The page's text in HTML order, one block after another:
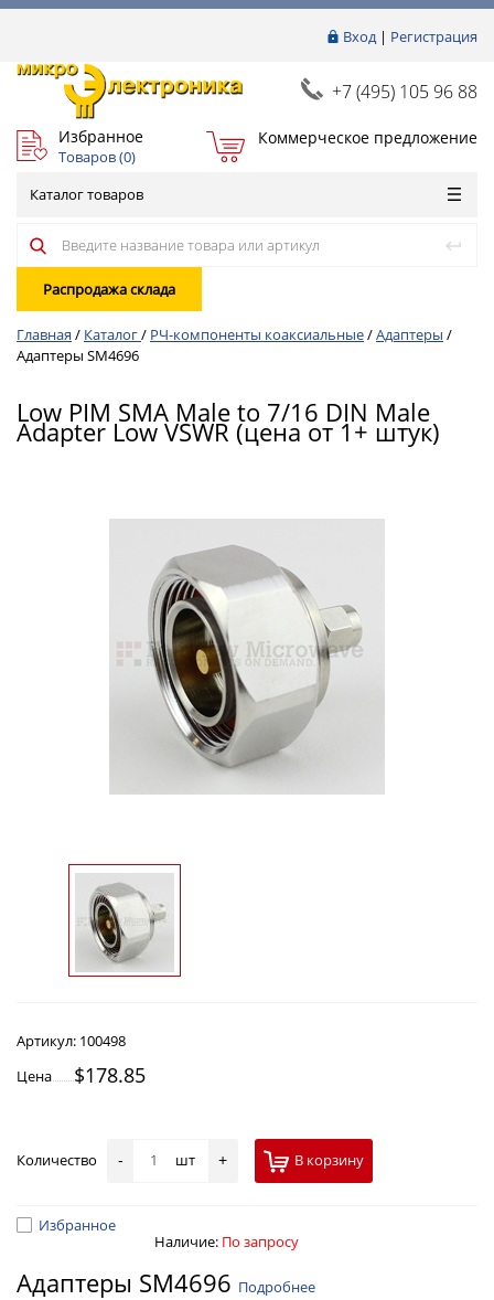
Вход| Регистрация
+7 (495) 105 96 88
Избранное
Товаров (0)
Коммерческое предложение
Каталог товаров
Распродажа склада
Главная / Каталог/ РЧ-компоненты коаксиальные/Адаптеры /
Адаптеры SM4696
Low PIM SMA Male to 7/16 DIN Male
Adapter Low VSWR (цена от 1+ штук)
Артикул: 100498
Цена
$178.85
Количество - шт + В корзину
Избранное
Наличие: По запросу
Адаптеры SM4696 Подробнее